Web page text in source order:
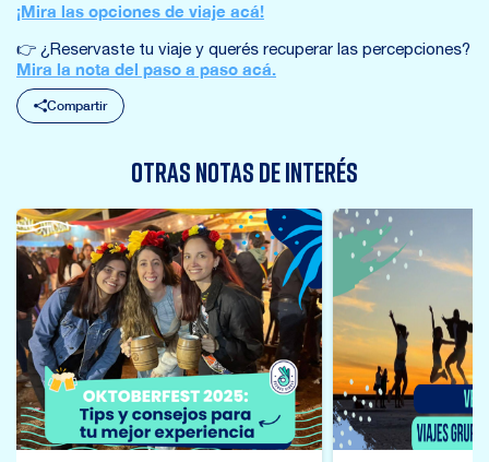
¡Mira las opciones de viaje acá!
👉 ¿Reservaste tu viaje y querés recuperar las percepciones?
Mira la nota del paso a paso acá.
Compartir
OTRAS NOTAS DE INTERÉS